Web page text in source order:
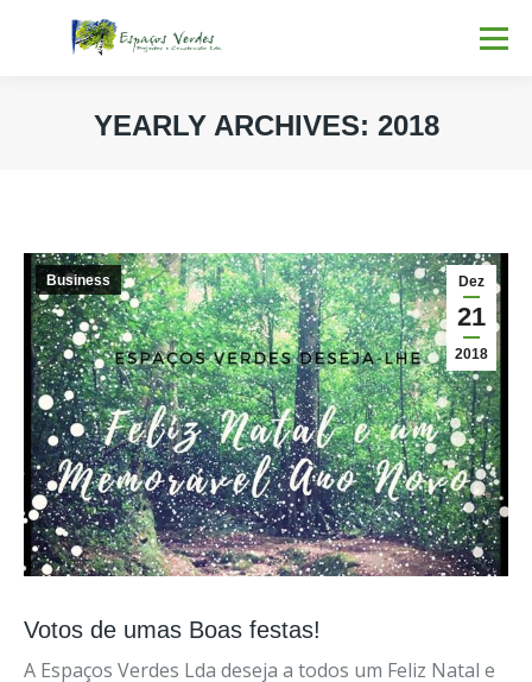
YEARLY ARCHIVES: 2018
Dez
21
2018
Business
Votos de umas Boas festas!
A Espaços Verdes Lda deseja a todos um Feliz Natal e